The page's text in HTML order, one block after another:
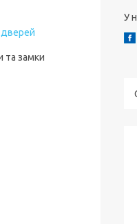
У
Експрес
дверей
та замки